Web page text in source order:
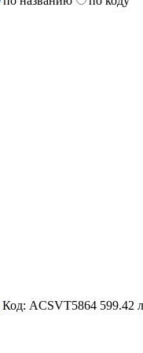
Код: ACSVT5864 599.42